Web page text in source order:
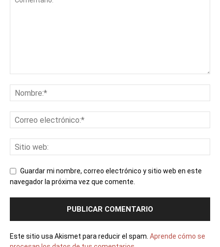
Guardar mi nombre, correo electrónico y sitio web en este
navegador la próxima vez que comente.
Este sitio usa Akismet para reducir el spam. Aprende cómo se